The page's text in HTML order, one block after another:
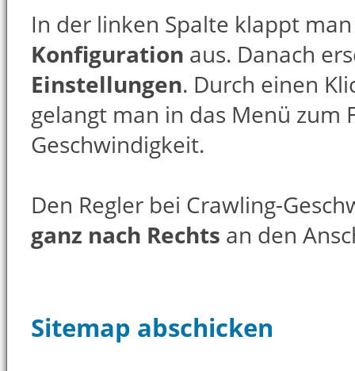
In der linken Spalte klappt
Konfiguration aus. Danach
Einstellungen. Durch einen
gelangt man in das Menü zum
Geschwindigkeit.
Den Regler bei Crawling-
ganz nach Rechts an den
Sitemap abschicken